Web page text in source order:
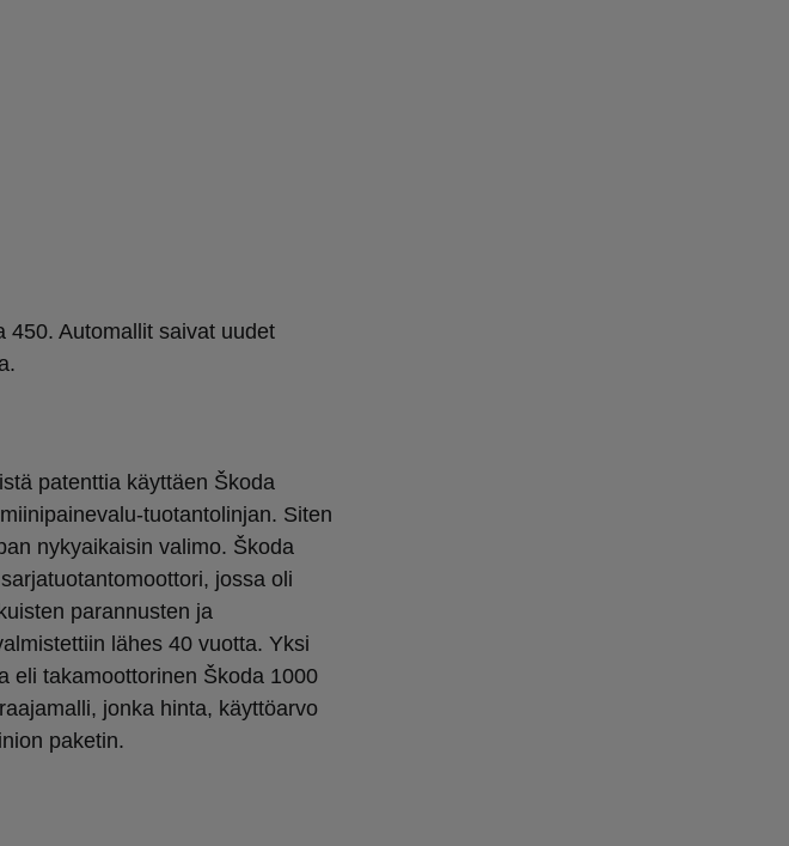
450. Automallit saivat uudet
patenttia käyttäen Škoda
tuotantolinjan. Siten
nykyaikaisin valimo. Škoda
jossa oli
parannusten ja
lähes 40 vuotta. Yksi
eli takamoottorinen Škoda 1000
jonka hinta, käyttöarvo
paketin.